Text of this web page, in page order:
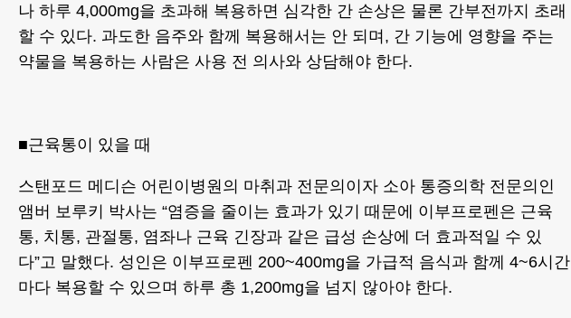
나 하루 4,000mg을 초과해 복용하면 심각한 간 손상은 물론 간부전까지 초래
할 수 있다. 과도한 음주와 함께 복용해서는 안 되며, 간 기능에 영향을 주는
약물을 복용하는 사람은 사용 전 의사와 상담해야 한다.
■근육통이 있을 때
스탠포드 메디슨 어린이병원의 마취과 전문의이자 소아 통증의학 전문의인
앰버 보루키 박사는 “염증을 줄이는 효과가 있기 때문에 이부프로펜은 근육
통, 치통, 관절통, 염좌나 근육 긴장과 같은 급성 손상에 더 효과적일 수 있
다”고 말했다. 성인은 이부프로펜 200~400mg을 가급적 음식과 함께 4~6시간
마다 복용할 수 있으며 하루 총 1,200mg을 넘지 않아야 한다.